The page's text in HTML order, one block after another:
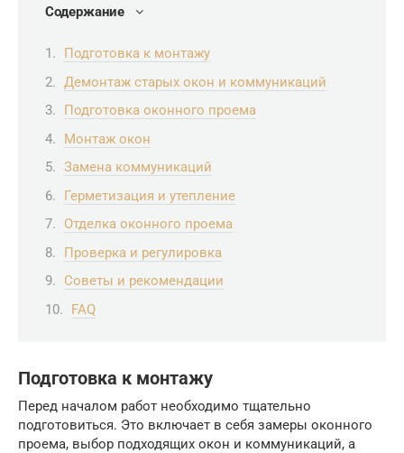
Содержание
Подготовка к монтажу
Демонтаж старых окон и коммуникаций
Подготовка оконного проема
Монтаж окон
Замена коммуникаций
Герметизация и утепление
Отделка оконного проема
Проверка и регулировка
Советы и рекомендации
FAQ
Подготовка к монтажу
Перед началом работ необходимо тщательно
подготовиться. Это включает в себя замеры оконного
проема, выбор подходящих окон и коммуникаций, а